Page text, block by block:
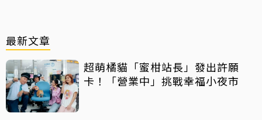
最新文章
超萌橘貓「蜜柑站長」發出許願
卡！「營業中」挑戰幸福小夜市